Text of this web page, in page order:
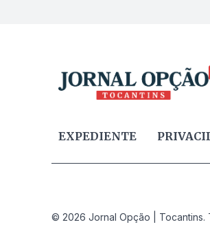
EXPEDIENTE
© 2026 Jornal Opção | Tocantins.